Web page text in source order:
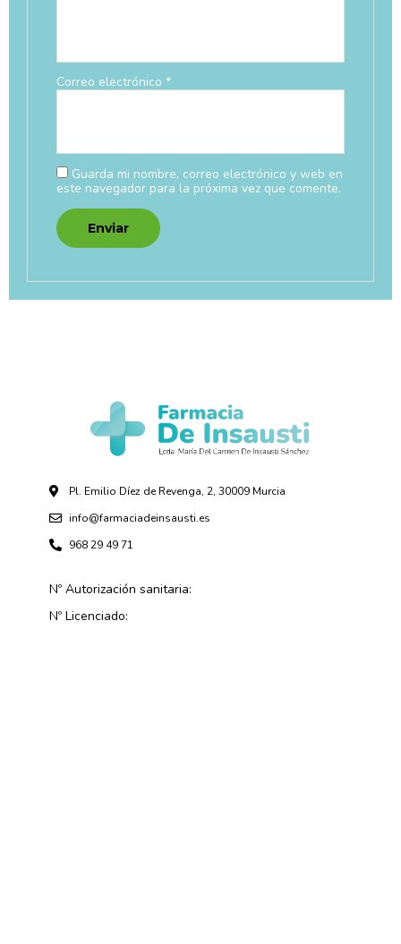
Correo electrónico *
Guarda mi nombre, correo electrónico y web en
este navegador para la próxima vez que comente.
Pl. Emilio Díez de Revenga, 2, 30009 Murcia
info@farmaciadeinsausti.es
968 29 49 71
Nº Autorización sanitaria:
Nº Licenciado: